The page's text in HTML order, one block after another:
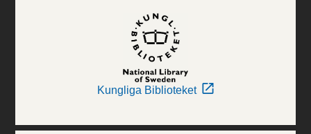
Kungliga Biblioteket